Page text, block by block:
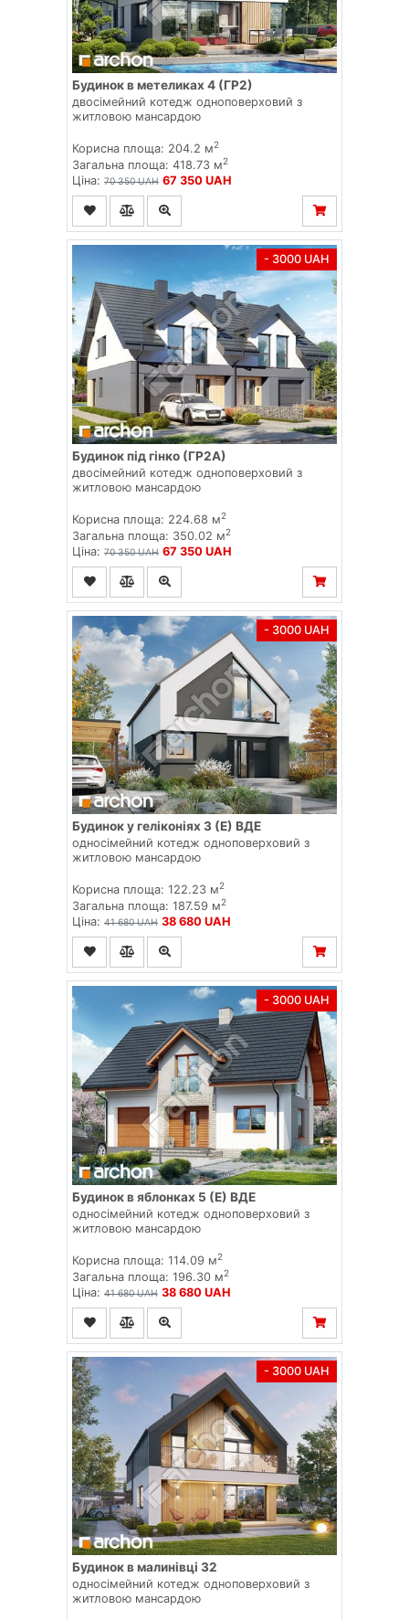
Будинок в метеликах 4 (ГР2)
двосімейний котедж одноповерховий з
житловою мансардою
Корисна площа: 204.2 м2
Загальна площа: 418.73 м2
Ціна: 70 350 UAH 67 350 UAH
- 3000 UAH
Будинок під гінко (ГР2А)
двосімейний котедж одноповерховий з
житловою мансардою
Корисна площа: 224.68 м2
Загальна площа: 350.02 м2
Ціна: 70 350 UAH 67 350 UAH
- 3000 UAH
Будинок у геліконіях 3 (Е) ВДЕ
односімейний котедж одноповерховий з
житловою мансардою
Корисна площа: 122.23 м2
Загальна площа: 187.59 м2
Ціна: 41 680 UAH 38 680 UAH
- 3000 UAH
Будинок в яблонках 5 (E) ВДЕ
односімейний котедж одноповерховий з
житловою мансардою
Корисна площа: 114.09 м2
Загальна площа: 196.30 м2
Ціна: 41 680 UAH 38 680 UAH
- 3000 UAH
Будинок в малинівці 32
односімейний котедж одноповерховий з
житловою мансардою